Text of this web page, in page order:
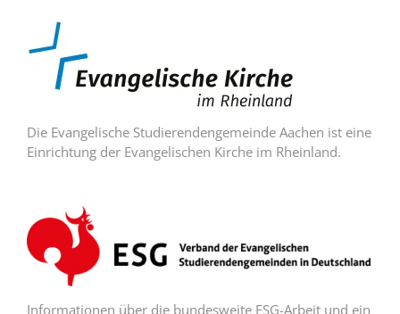
Die Evangelische Studierendengemeinde Aachen ist eine
Einrichtung der Evangelischen Kirche im Rheinland.
Informationen über die bundesweite ESG-Arbeit und ein